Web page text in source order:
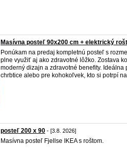
Masívna posteľ 90x200 cm + elektrický
Ponúkam na predaj kompletnú posteľ s
plne využiť aj ako zdravotné lôžko. Zostava
moderný dizajn a zdravotné benefity.
chrbtice alebo pre kohokoľvek, kto si potrpí
posteľ 200 x 90 - [3.8. 2026]
Masívna posteľ Fjellse IKEA s roštom.